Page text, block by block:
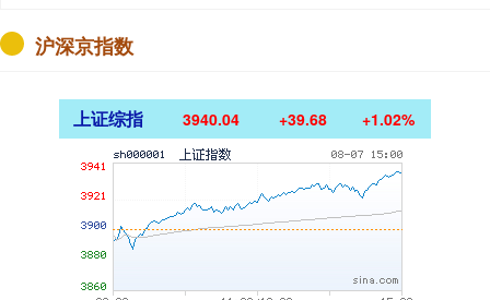
沪深京指数
上证综指 3940.04 +39.68 +1.02%